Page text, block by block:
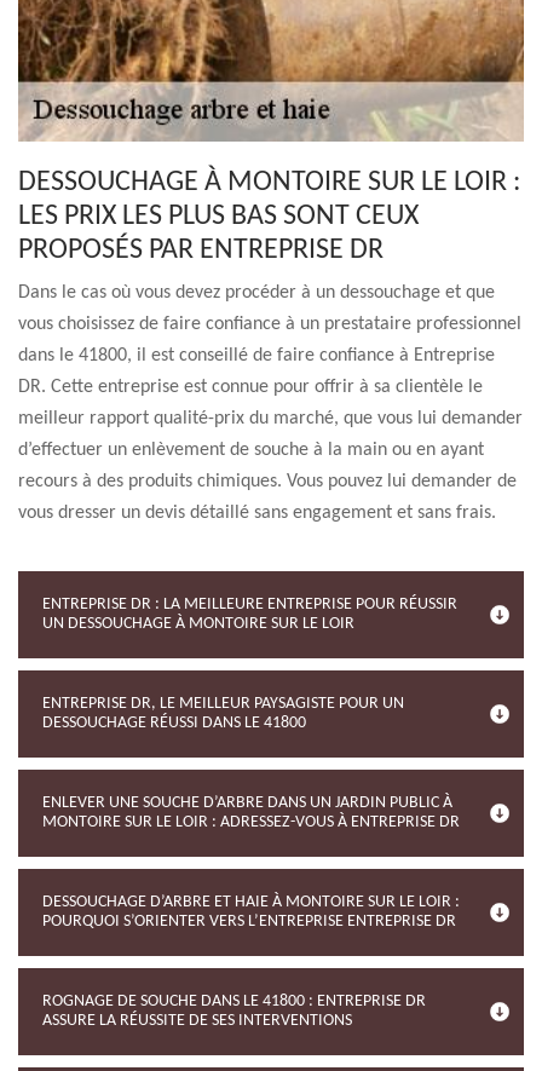
DESSOUCHAGE À MONTOIRE SUR LE LOIR :
LES PRIX LES PLUS BAS SONT CEUX
PROPOSÉS PAR ENTREPRISE DR
Dans le cas où vous devez procéder à un dessouchage et que
vous choisissez de faire confiance à un prestataire professionnel
dans le 41800, il est conseillé de faire confiance à Entreprise
DR. Cette entreprise est connue pour offrir à sa clientèle le
meilleur rapport qualité-prix du marché, que vous lui demander
d’effectuer un enlèvement de souche à la main ou en ayant
recours à des produits chimiques. Vous pouvez lui demander de
vous dresser un devis détaillé sans engagement et sans frais.
ENTREPRISE DR : LA MEILLEURE ENTREPRISE POUR RÉUSSIR
UN DESSOUCHAGE À MONTOIRE SUR LE LOIR
ENTREPRISE DR, LE MEILLEUR PAYSAGISTE POUR UN
DESSOUCHAGE RÉUSSI DANS LE 41800
ENLEVER UNE SOUCHE D’ARBRE DANS UN JARDIN PUBLIC À
MONTOIRE SUR LE LOIR : ADRESSEZ-VOUS À ENTREPRISE DR
DESSOUCHAGE D’ARBRE ET HAIE À MONTOIRE SUR LE LOIR :
POURQUOI S’ORIENTER VERS L’ENTREPRISE ENTREPRISE DR
ROGNAGE DE SOUCHE DANS LE 41800 : ENTREPRISE DR
ASSURE LA RÉUSSITE DE SES INTERVENTIONS